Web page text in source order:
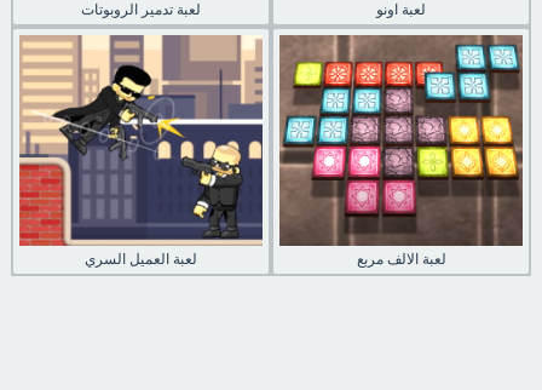
لعبة تدمير الروبوتات لعبة اونو
لعبة العميل السري لعبة الالف مربع